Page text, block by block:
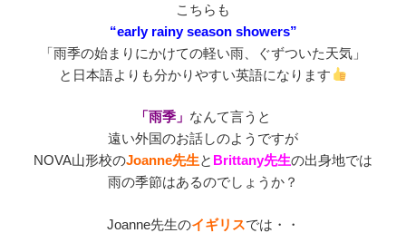
こちらも
“early rainy season showers”
「雨季の始まりにかけての軽い雨、ぐずついた天気」
と日本語よりも分かりやすい英語になります
「雨季」 なんて言うと
遠い外国のお話しのようですが
NOVA山形校のJoanne先生と Brittany先生の出身地では
雨の季節はあるのでしょうか？
Joanne先生のイギリスでは・・